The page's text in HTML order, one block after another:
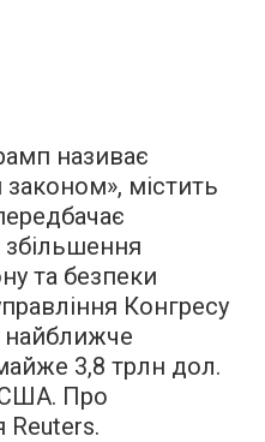
називає
містить
збільшення
та безпеки
Конгресу
найближче
3,8 трлн дол.
США. Про
Reuters.